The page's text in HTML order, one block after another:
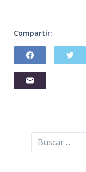
Compartir:
Buscar